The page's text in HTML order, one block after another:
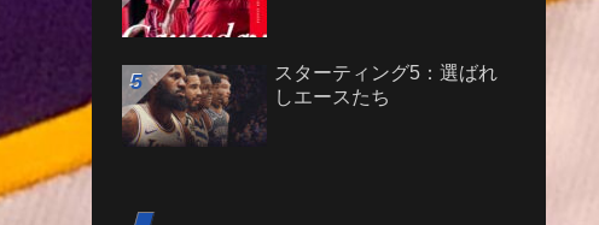
スターティング5：選ばれ
しエースたち